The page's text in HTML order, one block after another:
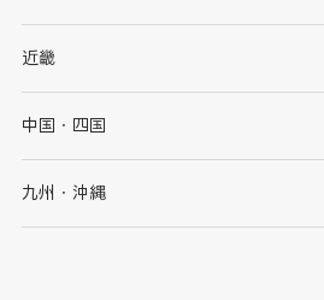
秋田県
群馬県
千葉県
新潟県
石川県
山梨県
近畿
大阪府
京都府
中国・四国
鳥取県
九州・沖縄